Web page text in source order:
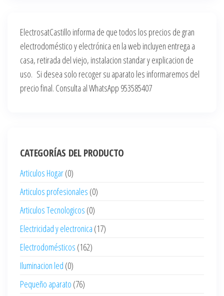
ElectrosatCastillo informa de que todos los precios de gran
electrodoméstico y electrónica en la web incluyen entrega a
casa, retirada del viejo, instalacion standar y explicacion de
uso. Si desea solo recoger su aparato les informaremos del
precio final. Consulta al WhatsApp 953585407
CATEGORÍAS DEL PRODUCTO
Articulos Hogar(0)
Articulos profesionales (0)
Articulos Tecnologicos (0)
Electricidad y electronica (17)
Electrodomésticos (162)
Iluminacion led (0)
Pequeño aparato (76)